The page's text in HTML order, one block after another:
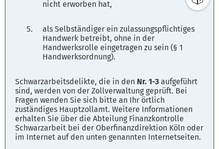
nicht erworben hat,
als Selbständiger ein zulassungspflichtiges
Handwerk betreibt, ohne in der
Handwerksrolle eingetragen zu sein (§ 1
Handwerksordnung).
Schwarzarbeitsdelikte, die in den Nr. 1-3 aufgeführt
sind, werden von der Zollverwaltung geprüft. Bei
Fragen wenden Sie sich bitte an Ihr örtlich
zuständiges Hauptzollamt. Weitere Informationen
erhalten Sie über die Abteilung Finanzkontrolle
Schwarzarbeit bei der Oberfinanzdirektion Köln oder
im Internet auf den unten genannten Internetseiten.